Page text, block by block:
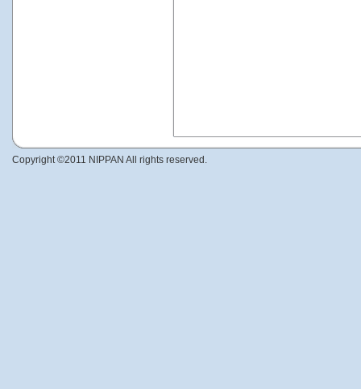
Copyright ©2011 NIPPAN All rights reserved.